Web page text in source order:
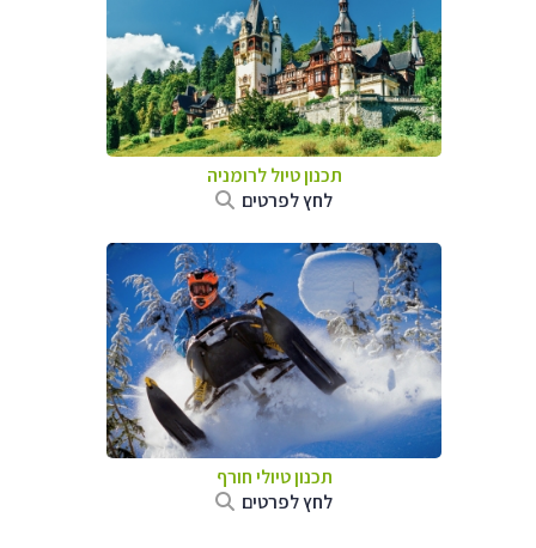
תכנון טיול לרומניה
לחץ לפרטים
תכנון טיולי חורף
לחץ לפרטים